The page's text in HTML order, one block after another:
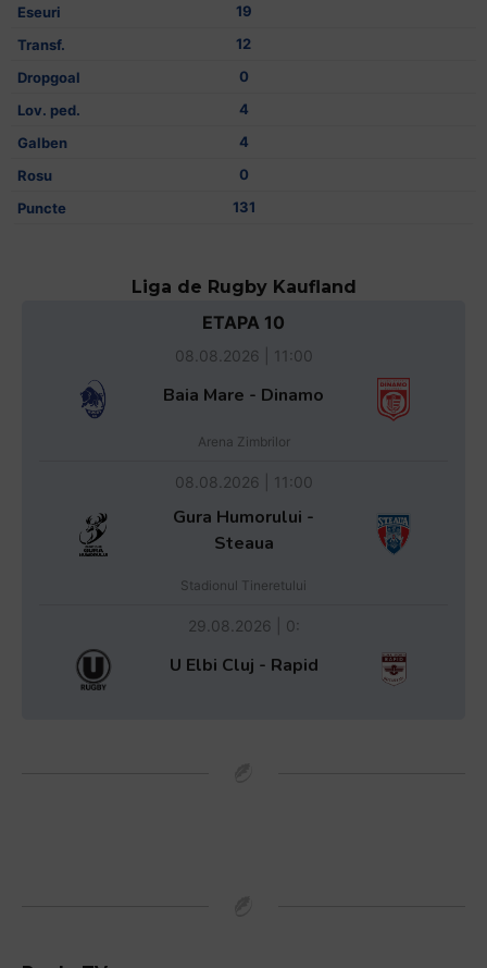
19
12
0
4
4
0
131
Liga de Rugby Kaufland
ETAPA 10
08.08.2026 | 11:00
Baia Mare - Dinamo
Arena Zimbrilor
08.08.2026 | 11:00
Gura Humorului -
Steaua
Stadionul Tineretului
29.08.2026 | 0:
U Elbi Cluj - Rapid